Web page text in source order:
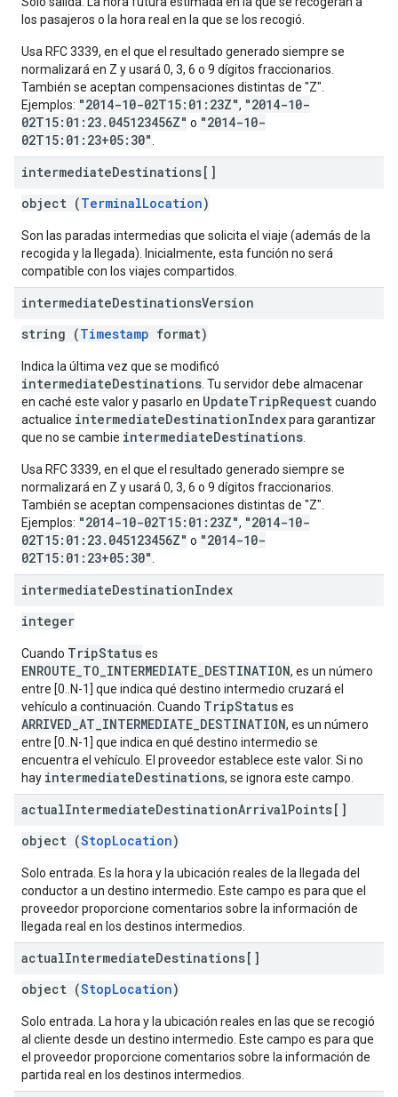
los pasajeros o la hora real en la que se los recogió.
Usa RFC 3339, en el que el resultado generado siempre se
normalizará en Z y usará 0, 3, 6 o 9 dígitos fraccionarios.
También se aceptan compensaciones distintas de "Z".
Ejemplos: "2014-10-02T15:01:23Z", "2014-10-
02T15:01:23.045123456Z" o "2014-10-
02T15:01:23+05:30"
intermediateDestinations[]
object (TerminalLocation)
Son las paradas intermedias que solicita el viaje (además de la
recogida y la llegada). Inicialmente, esta función no será
compatible con los viajes compartidos.
intermediateDestinationsVersion
string (Timestamp format)
Indica la última vez que se modificó
intermediateDestinations . Tu servidor debe almacenar
en caché este valor y pasarlo en UpdateTripRequestcuando
actualice intermediateDestinationIndexpara garantizar
que no se cambie intermediateDestinations
Usa RFC 3339, en el que el resultado generado siempre se
normalizará en Z y usará 0, 3, 6 o 9 dígitos fraccionarios.
También se aceptan compensaciones distintas de "Z".
Ejemplos: "2014-10-02T15:01:23Z", "2014-10-
02T15:01:23.045123456Z" o "2014-10-
02T15:01:23+05:30"
intermediateDestinationIndex
integer
Cuando TripStatuses
ENROUTE_TO_INTERMEDIATE_DESTINATION, es un número
entre [0..N-1] que indica qué destino intermedio cruzará el
vehículo a continuación. Cuando TripStatuses
ARRIVED_AT_INTERMEDIATE_DESTINATION, es un número
entre [0..N-1] que indica en qué destino intermedio se
encuentra el vehículo. El proveedor establece este valor. Si no
hay intermediateDestinations, se ignora este campo.
actualIntermediateDestinationArrivalPoints[]
object (StopLocation)
Solo entrada. Es la hora y la ubicación reales de la llegada del
conductor a un destino intermedio. Este campo es para que el
proveedor proporcione comentarios sobre la información de
llegada real en los destinos intermedios.
actualIntermediateDestinations[]
object (StopLocation)
Solo entrada. La hora y la ubicación reales en las que se recogió
al cliente desde un destino intermedio. Este campo es para que
el proveedor proporcione comentarios sobre la información de
partida real en los destinos intermedios.